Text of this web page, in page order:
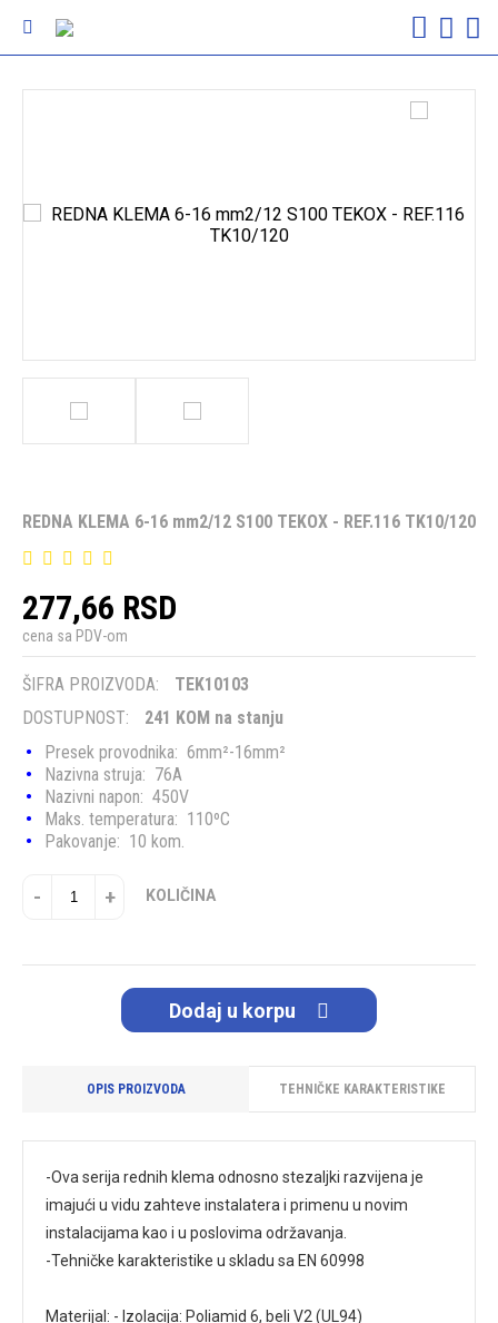
REDNA KLEMA 6-16 mm2/12 S100 TEKOX - REF.116 TK10/120
277,66 RSD
cena sa PDV-om
ŠIFRA PROIZVODA:
TEK10103
DOSTUPNOST:
241 KOM na stanju
Presek provodnika: 6mm²-16mm²
Nazivna struja: 76A
Nazivni napon: 450V
Maks. temperatura: 110ºC
Pakovanje: 10 kom.
- + KOLIČINA
Dodaj u korpu
OPIS PROIZVODA TEHNIČKE KARAKTERISTIKE
-Ova serija rednih klema odnosno stezaljki razvijena je
imajući u vidu zahteve instalatera i primenu u novim
instalacijama kao i u poslovima održavanja.
-Tehničke karakteristike u skladu sa EN 60998
Materijal: - Izolacija: Poliamid 6, beli V2 (UL94)